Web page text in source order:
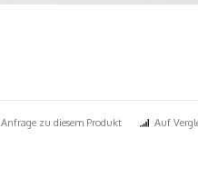
Anfrage zu diesem Produkt Auf